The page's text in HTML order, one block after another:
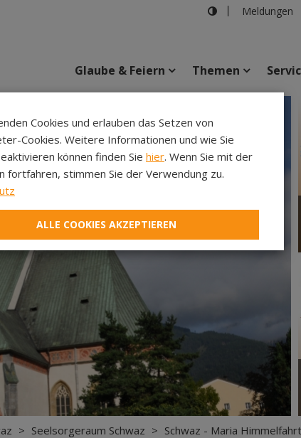
Meldungen
Glaube & Feiern Themen
> Seelsorgeraum Schwaz > Schwaz - Maria
Cookies und erlauben das Setzen von
Cookies. Weitere Informationen und wie Sie
können finden Sie hier. Wenn Sie mit der
fortfahren, stimmen Sie der Verwendung zu.
ALLE COOKIES AKZEPTIEREN